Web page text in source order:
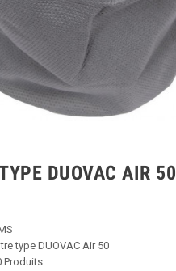
DUOVAC AIR 50
type DUOVAC Air 50
Produits